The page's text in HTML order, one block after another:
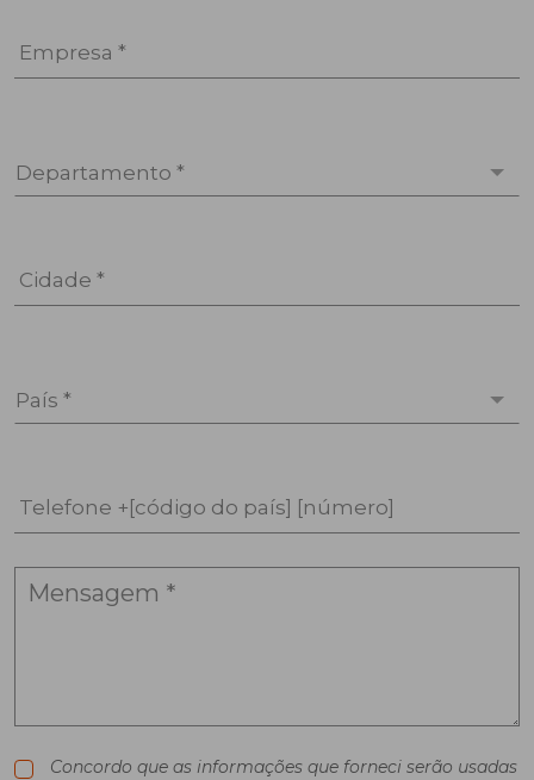
Empresa *
Departamento *
Cidade *
País *
Telefone +[código do país] [número]
Concordo que as informações que forneci serão usadas